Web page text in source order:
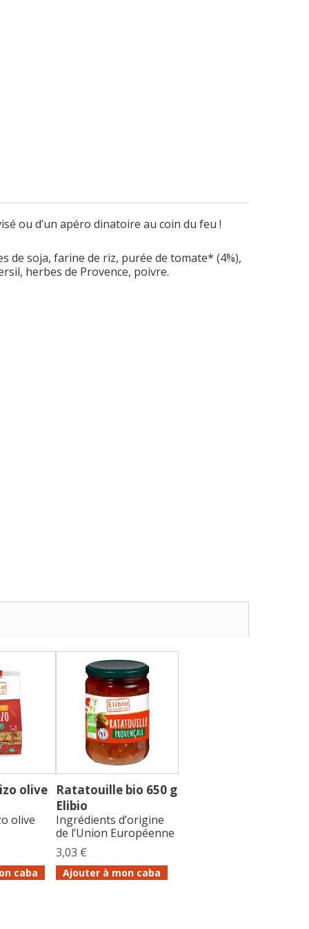
ou d’un apéro dinatoire au coin du feu !
de soja, farine de riz, purée de tomate* (4%),
, herbes de Provence, poivre.
olive
olive
caba
Ratatouille bio 650 g
Elibio
Ingrédients d’origine
de l’Union Européenne
3,03 €
Ajouter à mon caba